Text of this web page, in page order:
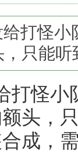
打怪
只能
打怪
头，
成，